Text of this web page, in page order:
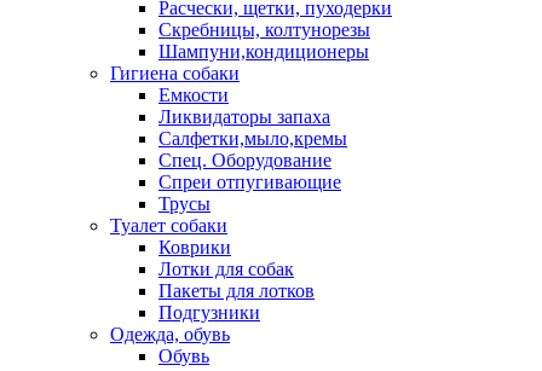
Расчески, щетки, пуходерки
Скребницы, колтунорезы
Шампуни,кондиционеры
Гигиена собаки
Емкости
Ликвидаторы запаха
Салфетки,мыло,кремы
Спец. Оборудование
Спреи отпугивающие
Трусы
Туалет собаки
Коврики
Лотки для собак
Пакеты для лотков
Подгузники
Одежда, обувь
Обувь